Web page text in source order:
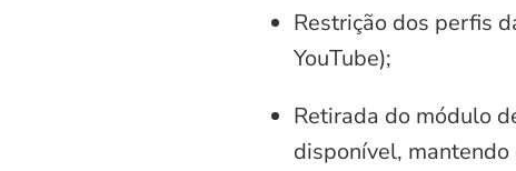
Restrição dos perfis
YouTube);
Retirada do módulo
disponível, mantendo